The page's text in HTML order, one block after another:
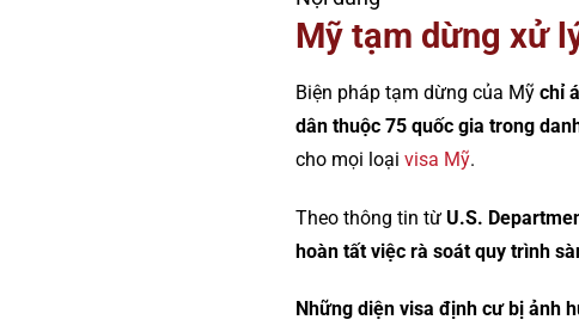
Mỹ tạm dừng xử
Biện pháp tạm dừng của Mỹ chỉ
dân thuộc 75 quốc gia trong
cho mọi loại visa Mỹ.
Theo thông tin từ U.S.
hoàn tất việc rà soát quy trình
Những diện visa định cư bị ảnh